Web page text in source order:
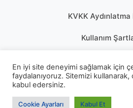
KVKK
Kullanım
Çerez
KÜNYE
En iyi site deneyimi sağlamak için
faydalanıyoruz. Sitemizi kullanarak,
kabul edersiniz.
Cookie Ayarları Kabul Et